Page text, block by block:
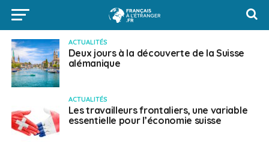
ACTUALITÉS
Deux jours à la découverte de la Suisse
alémanique
ACTUALITÉS
Les travailleurs frontaliers, une variable
essentielle pour l’économie suisse